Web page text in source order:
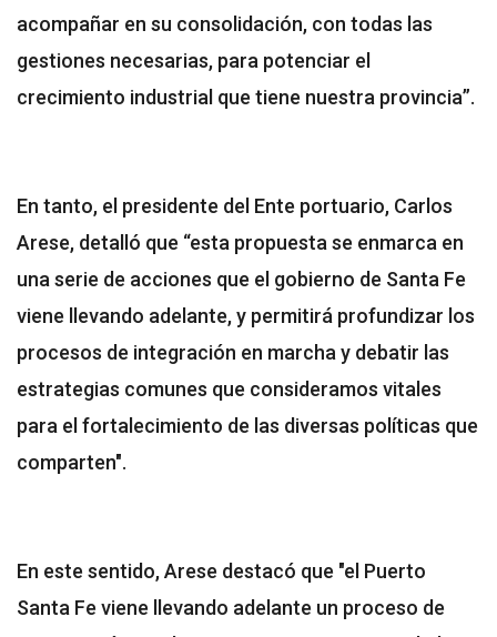
acompañar en su consolidación, con todas las
gestiones necesarias, para potenciar el
crecimiento industrial que tiene nuestra provincia”.
En tanto, el presidente del Ente portuario, Carlos
Arese, detalló que “esta propuesta se enmarca en
una serie de acciones que el gobierno de Santa Fe
viene llevando adelante, y permitirá profundizar los
procesos de integración en marcha y debatir las
estrategias comunes que consideramos vitales
para el fortalecimiento de las diversas políticas que
comparten".
En este sentido, Arese destacó que "el Puerto
Santa Fe viene llevando adelante un proceso de